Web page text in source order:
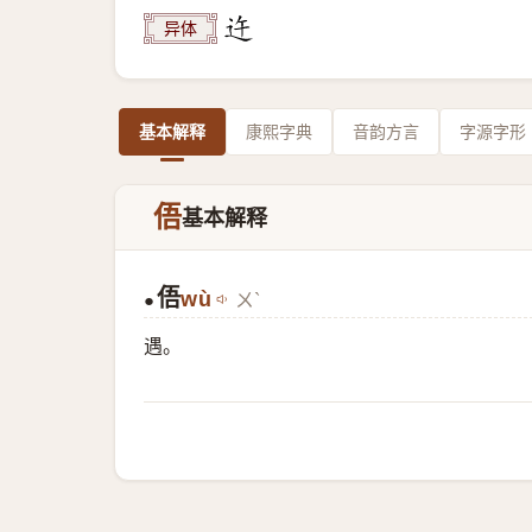
异体
基本解释 康熙字典 音韵方言 字源字形
俉基本解释
● 俉wù ㄨˋ
遇。